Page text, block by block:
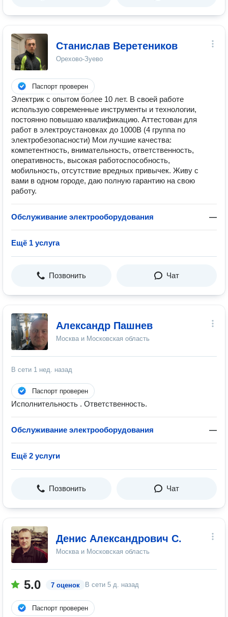
Станислав Веретеников
Орехово-Зуево
Паспорт проверен
Электрик с опытом более 10 лет. В своей работе
использую современные инструменты и технологии,
постоянно повышаю квалификацию. Аттестован для
работ в электроустановках до 1000В (4 группа по
электробезопасности) Мои лучшие качества:
компетентность, внимательность, ответственность,
оперативность, высокая работоспособность,
мобильность, отсутствие вредных привычек. Живу с
вами в одном городе, даю полную гарантию на свою
работу.
Обслуживание электрооборудования —
Ещё 1 услуга
Позвонить Чат
Александр Пашнев
Москва и Московская область
В сети 1 нед. назад
Паспорт проверен
Исполнительность . Ответственность.
Обслуживание электрооборудования —
Ещё 2 услуги
Позвонить Чат
Денис Александрович С.
Москва и Московская область
5.0 7 оценок В сети 5 д. назад
Паспорт проверен